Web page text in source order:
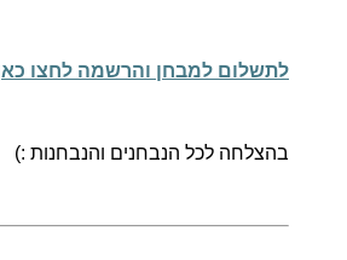
לתשלום למבחן והרשמה לחצו
בהצלחה לכל הנבחנים והנבחנות :)